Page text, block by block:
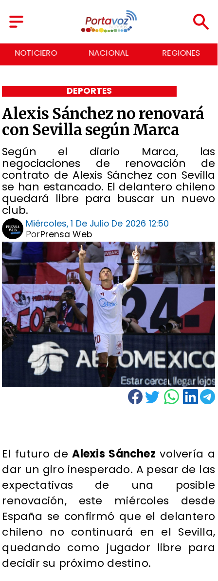
NACIONAL REGIONES ECONOMÍA
Alexis Sánchez no renovará
con Sevilla según Marca
Según el diario Marca, las
negociaciones de renovación de
contrato de Alexis Sánchez con Sevilla
se han estancado. El delantero chileno
quedará libre para buscar un nuevo
club.
DEPORTES
Miércoles, 1 De Julio De 2026 12:50
Prensa Web
Por
El futuro deAlexis Sánchez volvería a
dar un giro inesperado. A pesar de las
expectativas de una posible
renovación, este miércoles desde
España se confirmó que el delantero
chileno no continuará en el Sevilla,
quedando como jugador libre para
decidir su próximo destino.